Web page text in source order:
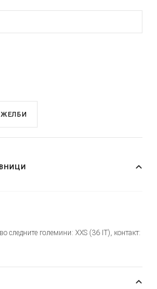
следните големини: XXS (36 IT), контакт: